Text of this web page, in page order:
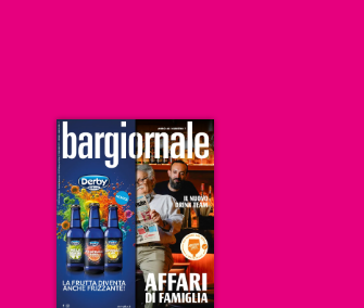
Ristoranti
Hoteldomani